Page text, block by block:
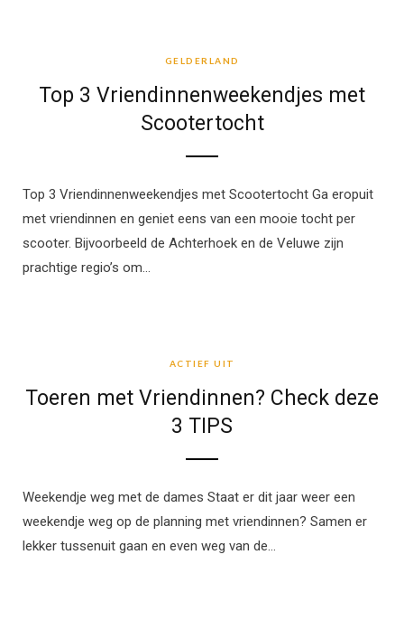
GELDERLAND
Top 3 Vriendinnenweekendjes met
Scootertocht
Top 3 Vriendinnenweekendjes met Scootertocht Ga eropuit
met vriendinnen en geniet eens van een mooie tocht per
scooter. Bijvoorbeeld de Achterhoek en de Veluwe zijn
prachtige regio’s om…
ACTIEF UIT
Toeren met Vriendinnen? Check deze
3 TIPS
Weekendje weg met de dames Staat er dit jaar weer een
weekendje weg op de planning met vriendinnen? Samen er
lekker tussenuit gaan en even weg van de…